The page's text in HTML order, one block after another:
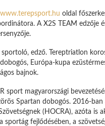
www.terepsport.hu oldal
A X2S TEAM edzője
edző. Tereptriatlon
Európa-kupa
bajnok.
sport magyarországi
Spartan dobogós. 2016-ban
(HOCRA), azóta is
sportág fejlődésében, a